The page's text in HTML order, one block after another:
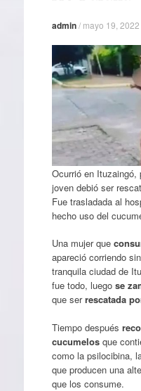
admin/ mayo 19, 2022
Ocurrió en Ituzaingó,
joven debió ser
Fue trasladada al
hecho uso del
Una mujer que
apareció corriendo
tranquila ciudad de
fue todo, luego se
que serrescatada
Tiempo después
cucumelosque
como la psilocibina,
que producen una
que los consume.